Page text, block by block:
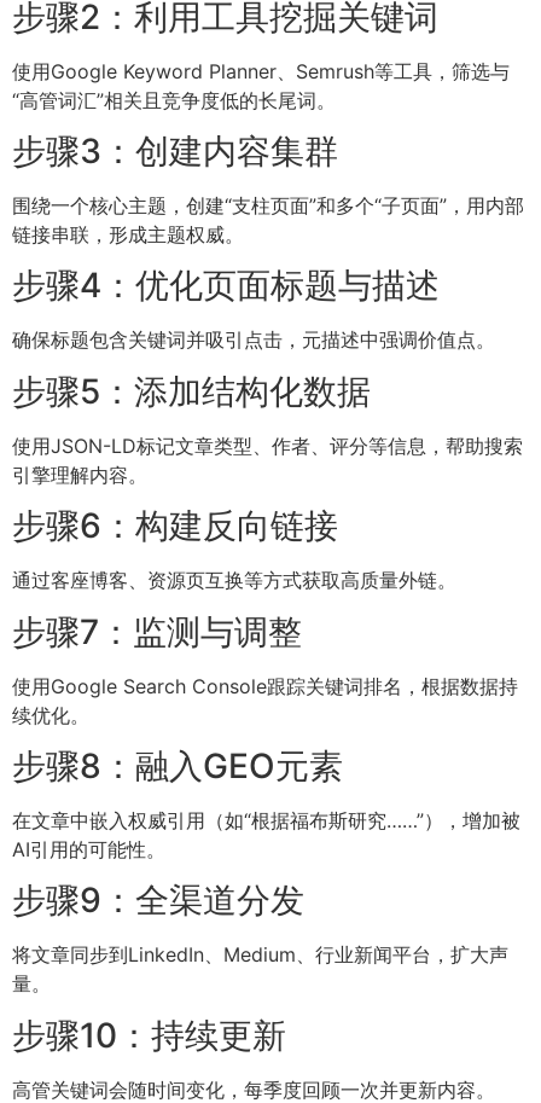
步骤2：利用工具挖掘关键词
使用Google Keyword Planner、Semrush等工具，筛选与
“高管词汇”相关且竞争度低的长尾词。
步骤3：创建内容集群
围绕一个核心主题，创建“支柱页面”和多个“子页面”，用内部
链接串联，形成主题权威。
步骤4：优化页面标题与描述
确保标题包含关键词并吸引点击，元描述中强调价值点。
步骤5：添加结构化数据
使用JSON-LD标记文章类型、作者、评分等信息，帮助搜索
引擎理解内容。
步骤6：构建反向链接
通过客座博客、资源页互换等方式获取高质量外链。
步骤7：监测与调整
使用Google Search Console跟踪关键词排名，根据数据持
续优化。
步骤8：融入GEO元素
在文章中嵌入权威引用（如“根据福布斯研究……”），增加被
AI引用的可能性。
步骤9：全渠道分发
将文章同步到LinkedIn、Medium、行业新闻平台，扩大声
量。
步骤10：持续更新
高管关键词会随时间变化，每季度回顾一次并更新内容。